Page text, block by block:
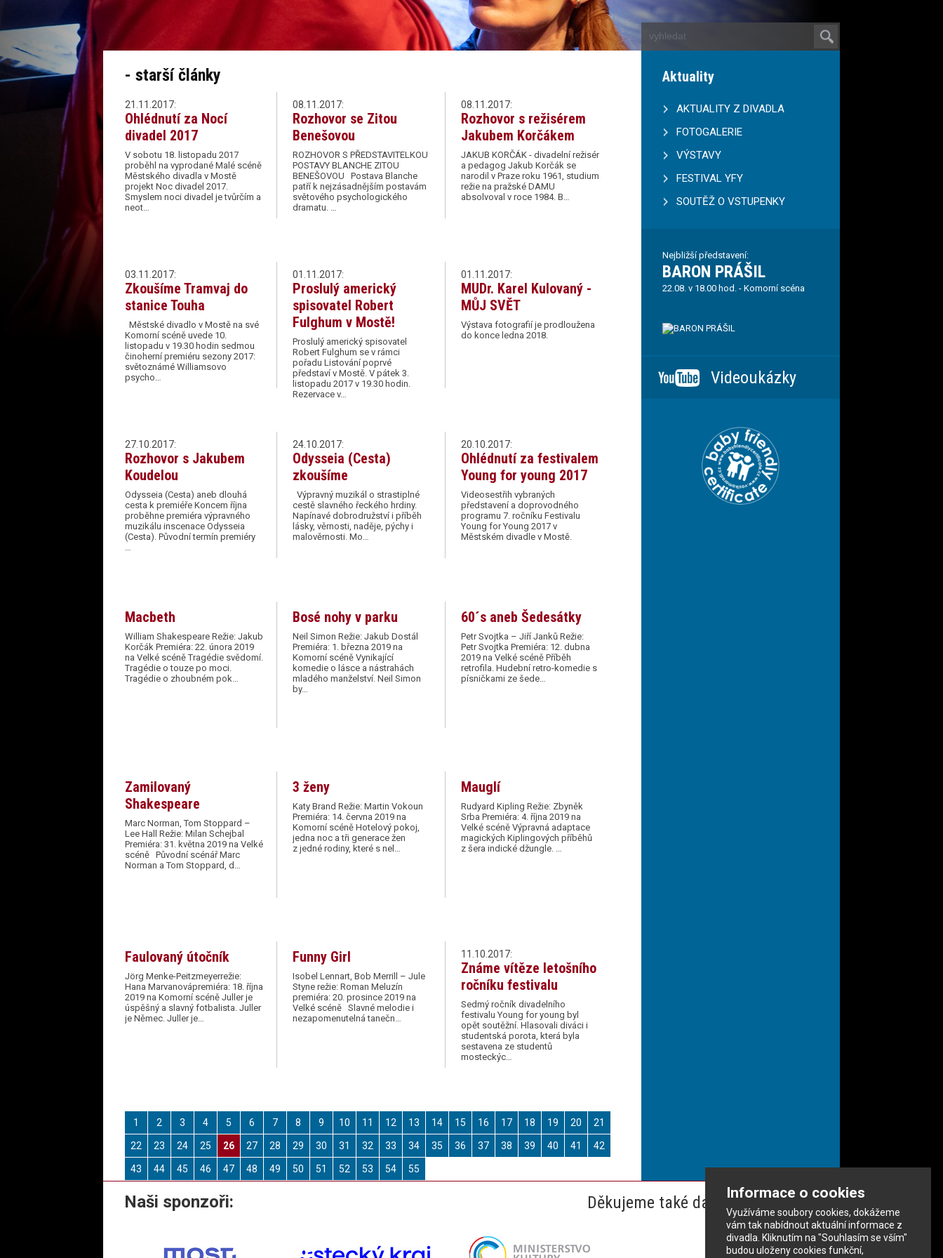
Informace o cookies
Využíváme soubory cookies, dokážeme
vám tak nabídnout aktuální informace z
divadla. Kliknutím na "Souhlasím se vším"
budou uloženy cookies funkční,
- starší články
21.11.2017:
Ohlédnutí za Nocí
divadel 2017
V sobotu 18. listopadu 2017
proběhl na vyprodané Malé scéně
Městského divadla v Mostě
projekt Noc divadel 2017.
Smyslem noci divadel je tvůrčím a
neot…
08.11.2017:
Rozhovor se Zitou
Benešovou
ROZHOVOR S PŘEDSTAVITELKOU
POSTAVY BLANCHE ZITOU
BENEŠOVOU Postava Blanche
patří k nejzásadnějším postavám
světového psychologického
dramatu. …
08.11.2017:
Rozhovor s režisérem
Jakubem Korčákem
JAKUB KORČÁK - divadelní režisér
a pedagog Jakub Korčák se
narodil v Praze roku 1961, studium
režie na pražské DAMU
absolvoval v roce 1984. B…
03.11.2017:
Zkoušíme Tramvaj do
stanice Touha
Městské divadlo v Mostě na své
Komorní scéně uvede 10.
listopadu v 19.30 hodin sedmou
činoherní premiéru sezony 2017:
světoznámé Williamsovo
psycho…
01.11.2017:
Proslulý americký
spisovatel Robert
Fulghum v Mostě!
Proslulý americký spisovatel
Robert Fulghum se v rámci
pořadu Listování poprvé
představí v Mostě. V pátek 3.
listopadu 2017 v 19.30 hodin.
Rezervace v…
01.11.2017:
MUDr. Karel Kulovaný -
MŮJ SVĚT
Výstava fotografií je prodloužena
do konce ledna 2018.
27.10.2017:
Rozhovor s Jakubem
Koudelou
Odysseia (Cesta) aneb dlouhá
cesta k premiéře Koncem října
proběhne premiéra výpravného
muzikálu inscenace Odysseia
(Cesta). Původní termín premiéry
…
24.10.2017:
Odysseia (Cesta)
zkoušíme
Výpravný muzikál o strastiplné
cestě slavného řeckého hrdiny.
Napínavé dobrodružství i příběh
lásky, věrnosti, naděje, pýchy i
malověrnosti. Mo…
20.10.2017:
Ohlédnutí za festivalem
Young for young 2017
Videosestřih vybraných
představení a doprovodného
programu 7. ročníku Festivalu
Young for Young 2017 v
Městském divadle v Mostě.
Macbeth
William Shakespeare Režie: Jakub
Korčák Premiéra: 22. února 2019
na Velké scéně Tragédie svědomí.
Tragédie o touze po moci.
Tragédie o zhoubném pok…
Bosé nohy v parku
Neil Simon Režie: Jakub Dostál
Premiéra: 1. března 2019 na
Komorní scéně Vynikající
komedie o lásce a nástrahách
mladého manželství. Neil Simon
by…
60´s aneb Šedesátky
Petr Svojtka – Jiří Janků Režie:
Petr Svojtka Premiéra: 12. dubna
2019 na Velké scéně Příběh
retrofila. Hudební retro-komedie s
písničkami ze šede…
Zamilovaný
Shakespeare
Marc Norman, Tom Stoppard –
Lee Hall Režie: Milan Schejbal
Premiéra: 31. května 2019 na Velké
scéně Původní scénář Marc
Norman a Tom Stoppard, d…
3 ženy
Katy Brand Režie: Martin Vokoun
Premiéra: 14. června 2019 na
Komorní scéně Hotelový pokoj,
jedna noc a tři generace žen
z jedné rodiny, které s nel…
Mauglí
Rudyard Kipling Režie: Zbyněk
Srba Premiéra: 4. října 2019 na
Velké scéně Výpravná adaptace
magických Kiplingových příběhů
z šera indické džungle. …
Faulovaný útočník
Jörg Menke-Peitzmeyerrežie:
Hana Marvanovápremiéra: 18. října
2019 na Komorní scéně Juller je
úspěšný a slavný fotbalista. Juller
je Němec. Juller je…
Funny Girl
Isobel Lennart, Bob Merrill – Jule
Styne režie: Roman Meluzín
premiéra: 20. prosince 2019 na
Velké scéně Slavné melodie i
nezapomenutelná tanečn…
11.10.2017:
Známe vítěze letošního
ročníku festivalu
Sedmý ročník divadelního
festivalu Young for young byl
opět soutěžní. Hlasovali diváci i
studentská porota, která byla
sestavena ze studentů
mosteckýc…
1 2 3 4 5 6 7 8 9 10 11 12 13 14 15 16 17 18 19 20 21
22 23 24 25 26 27 28 29 30 31 32 33 34 35 36 37 38 39 40 41 42
43 44 45 46 47 48 49 50 51 52 53 54 55
Aktuality
AKTUALITY Z DIVADLA
FOTOGALERIE
VÝSTAVY
FESTIVAL YFY
SOUTĚŽ O VSTUPENKY
Nejbližší představení:
BARON PRÁŠIL
22.08. v 18.00 hod. - Komorní scéna
Videoukázky
Děkujeme také dalším partnerům
Naši sponzoři: